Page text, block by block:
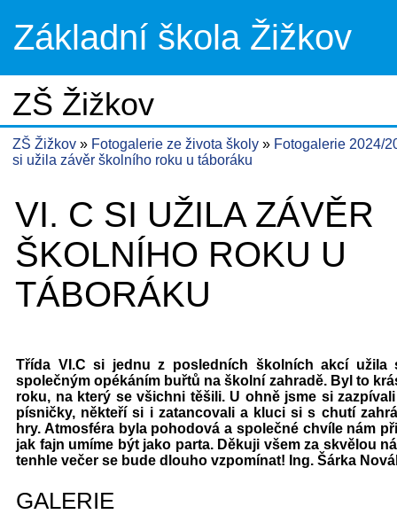
Základní škola Žižkov
ZŠ Žižkov
ZŠ Žižkov Fotogalerie ze života školy
Fotogalerie 2024/
si užila závěr školního roku u táboráku
VI. C SI UŽILA ZÁVĚR
ŠKOLNÍHO ROKU U
TÁBORÁKU
Třída VI.C si jednu z posledních školních akcí užila
společným opékáním buřtů na školní zahradě. Byl to
roku, na který se všichni těšili. U ohně jsme si
písničky, někteří si i zatancovali a kluci si s chutí
hry. Atmosféra byla pohodová a společné chvíle nám
jak fajn umíme být jako parta. Děkuji všem za skvělou
tenhle večer se bude dlouho vzpomínat! Ing. Šárka
GALERIE